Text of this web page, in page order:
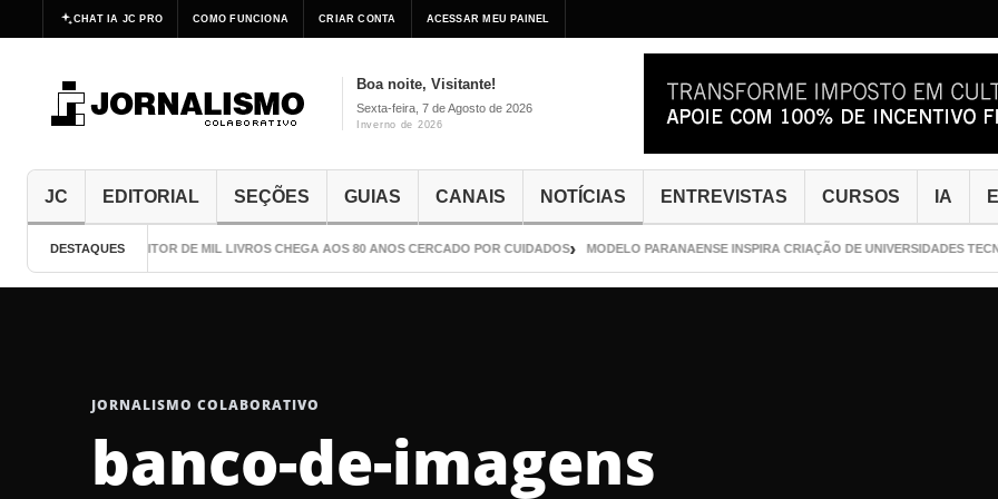
CHAT IA JC PRO COMO FUNCIONA CRIAR CONTA ACESSAR MEU PAINEL
Boa noite, Visitante!
Sexta-feira, 7 de Agosto de 2026
Inverno de 2026
JC EDITORIAL SEÇÕES GUIAS CANAIS NOTÍCIAS ENTREVISTAS CURSOS IA
DESTAQUESO ESCRITOR DE MIL LIVROS CHEGA AOS 80 ANOS CERCADO POR CUIDADOS MODELO PARANAENSE INSPIRA CRIAÇÃO DE UNIVERSIDADES
JORNALISMO COLABORATIVO
banco-de-imagens